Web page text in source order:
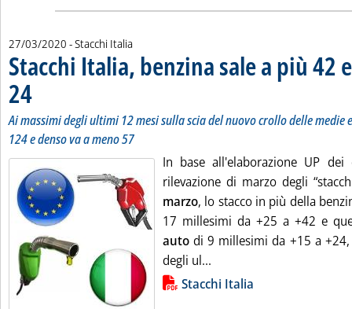
27/03/2020 - Stacchi Italia
Stacchi Italia, benzina sale a più 42
24 . Sottotitolo: Ai massimi degli ultimi 12 mesi sulla scia del nuovo crollo delle medie
Ai massimi degli ultimi 12 mesi sulla scia del nuovo crollo delle medie
124 e denso va a meno 57
In base all'elaborazione UP
rilevazione di marzo degli
marzo, lo stacco in più della
17 millesimi da +25 a +42 e
auto di 9 millesimi da +15 a
degli ul...
Lista allegati PDF alla notizia
Stacchi Italia